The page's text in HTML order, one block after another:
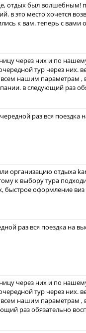
отдых был волшебным!
в это место хочется
к вам. теперь с вами
через них и по
тур через них.
нашим параметрам ,
в следующий раз
раз вся
организацию отдыха
к выбору тура
оформление виз
раз вся поездка на
через них и по
тур через них.
нашим параметрам ,
раз обязательно